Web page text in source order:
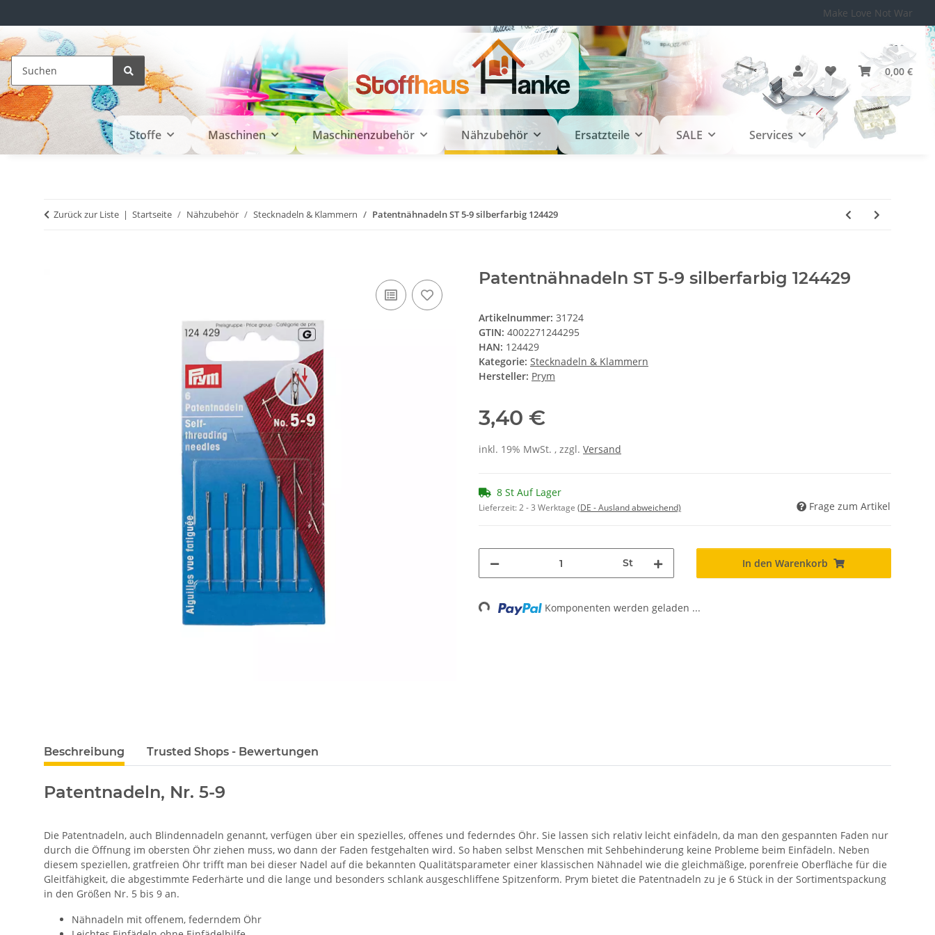
Make Love Not War
0,00 €
Stoffe Maschinen Maschinenzubehör Nähzubehör Ersatzteile SALE Services
Zurück zur Liste Startseite Nähzubehör Stecknadeln & Klammern Patentnähnadeln ST 5-9 silberfarbig 124429
Patentnähnadeln ST 5-9 silberfarbig 124429
Artikelnummer: 31724
GTIN: 4002271244295
HAN: 124429
Kategorie: Stecknadeln & Klammern
Hersteller: Prym
3,40 €
inkl. 19% MwSt. , zzgl. Versand
8 St Auf Lager
Lieferzeit:2 - 3 Werktage (DE - Ausland abweichend) Frage zum Artikel
St In den Warenkorb
Loading... Komponenten werden geladen ...
Beschreibung Trusted Shops - Bewertungen
Patentnadeln, Nr. 5-9
Die Patentnadeln, auch Blindennadeln genannt, verfügen über ein spezielles, offenes und federndes Öhr. Sie lassen sich relativ leicht einfädeln, da man den gespannten Faden nur
durch die Öffnung im obersten Öhr ziehen muss, wo dann der Faden festgehalten wird. So haben selbst Menschen mit Sehbehinderung keine Probleme beim Einfädeln. Neben
diesem speziellen, gratfreien Öhr trifft man bei dieser Nadel auf die bekannten Qualitätsparameter einer klassischen Nähnadel wie die gleichmäßige, porenfreie Oberfläche für die
Gleitfähigkeit, die abgestimmte Federhärte und die lange und besonders schlank ausgeschliffene Spitzenform. Prym bietet die Patentnadeln zu je 6 Stück in der Sortimentspackung
in den Größen Nr. 5 bis 9 an.
Nähnadeln mit offenem, federndem Öhr